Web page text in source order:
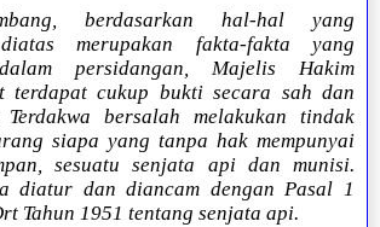
berdasarkan hal-hal yang
merupakan fakta-fakta yang
persidangan, Majelis Hakim
terdapat cukup bukti secara sah dan
Terdakwa bersalah melakukan tindak
siapa yang tanpa hak mempunyai
sesuatu senjata api dan munisi.
diatur dan diancam dengan Pasal 1
Tahun 1951 tentang senjata api.